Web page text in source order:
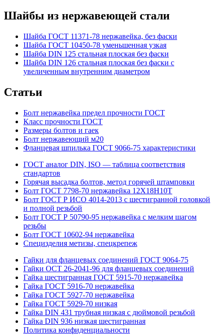
Шайбы из нержавеющей стали
Шайба ГОСТ 11371-78 нержавейка, без фаски
Шайба ГОСТ 10450-78 уменьшенная узкая
Шайба DIN 125 стальная плоская без фаски
Шайба DIN 126 стальная плоская без фаски с
увеличенным внутренним диаметром
Статьи
Болт нержавейка предел прочности ГОСТ
Класс прочности ГОСТ
Размеры болтов и гаек
Болт нержавеющий м20
Фланцевая шпилька ГОСТ 9066-75 характеристики
ГОСТ аналог DIN, ISO — таблица соответствия
стандартов
Горячая высадка болтов, метод горячей штамповки
Болт ГОСТ 7798-70 нержавейка 12Х18Н10Т
Болт ГОСТ Р ИСО 4014-2013 с шестигранной головкой
и полной резьбой
Болт ГОСТ Р 50790-95 нержавейка с мелким шагом
резьбы
Болт ГОСТ 10602-94 нержавейка
Специзделия метизы, cпецкрепеж
Гайки для фланцевых соединений ГОСТ 9064-75
Гайки ОСТ 26-2041-96 для фланцевых соединений
Гайка шестигранная ГОСТ 5915-70 нержавейка
Гайка ГОСТ 5916-70 нержавейка
Гайка ГОСТ 5927-70 нержавейка
Гайка ГОСТ 5929-70 низкая
Гайка DIN 431 трубная низкая с дюймовой резьбой
Гайка DIN 936 низкая шестигранная
Политика конфиденциальности